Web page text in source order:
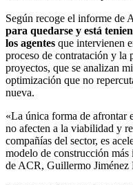
Según recoge el informe de
para quedarse y está
los agentes que intervienen
proceso de contratación y la
proyectos, que se analizan
optimización que no
nueva.
«La única forma de afrontar
no afecten a la viabilidad y
compañías del sector, es
modelo de construcción
de ACR, Guillermo Jiménez